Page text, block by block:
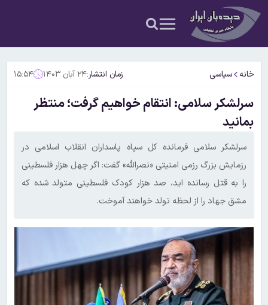
خانه سیاسی زمان انتشار:۲۴ آبان ۱۴۰۳ ۱۵:۵۴
سرلشکر سلامی: انتقام خواهیم گرفت؛ منتظر
بمانید
سرلشکر سلامی فرمانده کل سپاه پاسداران انقلاب اسلامی در
رزمایش بزرگ رزمی امنیتی «نصرالله» گفت: اگر چهل هزار فلسطینی
را به قتل رسانده اید، صد هزار کودک فلسطینی متولد شده که
مشق جهاد را از لحظه تولد خواهند آموخت.